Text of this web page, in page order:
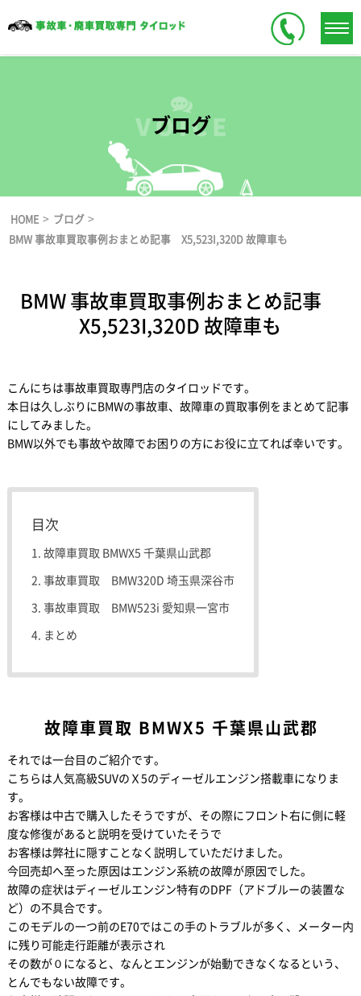
ブログ
HOME > ブログ >
BMW 事故車買取事例おまとめ記事 X5,523I,320D 故障車も
BMW 事故車買取事例おまとめ記事
X5,523I,320D 故障車も
こんにちは事故車買取専門店のタイロッドです。
本日は久しぶりにBMWの事故車、故障車の買取事例をまとめて記事
にしてみました。
BMW以外でも事故や故障でお困りの方にお役に立てれば幸いです。
目次
故障車買取 BMWX5 千葉県山武郡
事故車買取 BMW320D 埼玉県深谷市
事故車買取 BMW523i 愛知県一宮市
まとめ
故障車買取 BMWX5 千葉県山武郡
それでは一台目のご紹介です。
こちらは人気高級SUVのＸ5のディーゼルエンジン搭載車になりま
す。
お客様は中古で購入したそうですが、その際にフロント右に側に軽
度な修復があると説明を受けていたそうで
お客様は弊社に隠すことなく説明していただけました。
今回売却へ至った原因はエンジン系統の故障が原因でした。
故障の症状はディーゼルエンジン特有のDPF（アドブルーの装置な
ど）の不具合です。
このモデルの一つ前のE70ではこの手のトラブルが多く、メーター内
に残り可能走行距離が表示され
その数が０になると、なんとエンジンが始動できなくなるという、
とんでもない故障です。